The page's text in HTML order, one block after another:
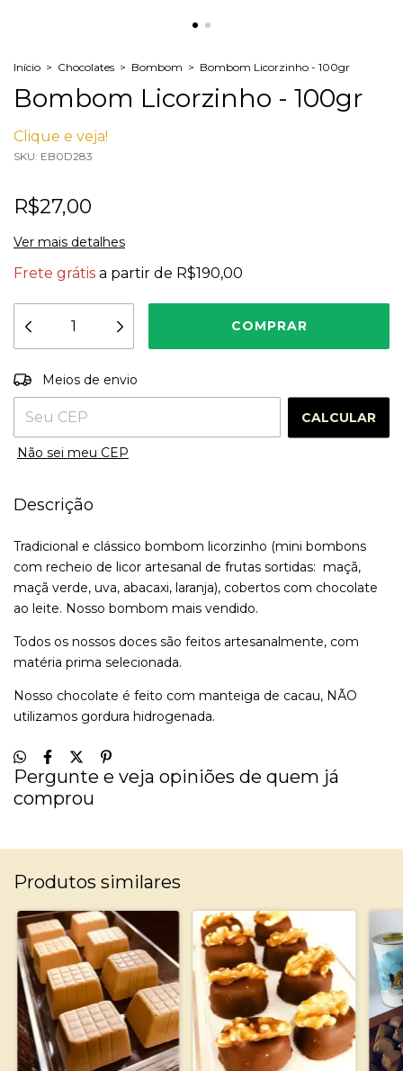
Início > Chocolates > Bombom > Bombom Licorzinho - 100gr
Bombom Licorzinho - 100gr
Clique e veja!
SKU: EB0D283
R$27,00
Ver mais detalhes
Frete grátis a partir de R$190,00
Entregas para o CEP:
Meios de envio
CALCULAR
Não sei meu CEP
Descrição
Tradicional e clássico bombom licorzinho (mini bombons
com recheio de licor artesanal de frutas sortidas: maçã,
maçã verde, uva, abacaxi, laranja), cobertos com chocolate
ao leite. Nosso bombom mais vendido.
Todos os nossos doces são feitos artesanalmente, com
matéria prima selecionada.
Nosso chocolate é feito com manteiga de cacau, NÃO
utilizamos gordura hidrogenada.
Pergunte e veja opiniões de quem já
comprou
Produtos similares